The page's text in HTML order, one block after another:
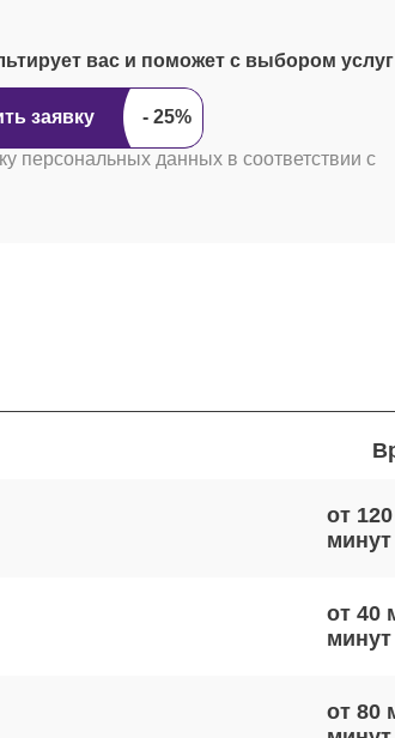
вас и поможет с выбором услуг
Отправить заявку
персональных данных в соответствии с
от
от 40
от 80